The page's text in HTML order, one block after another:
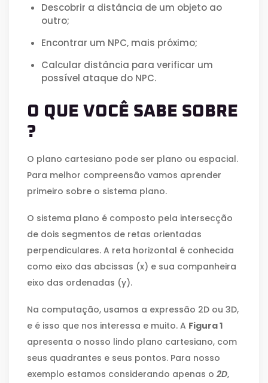
Descobrir a distância de um objeto ao
outro;
Encontrar um NPC, mais próximo;
Calcular distância para verificar um
possível ataque do NPC.
O QUE VOCÊ SABE SOBRE
?
O plano cartesiano pode ser plano ou espacial.
Para melhor compreensão vamos aprender
primeiro sobre o sistema plano.
O sistema plano é composto pela intersecção
de dois segmentos de retas orientadas
perpendiculares. A reta horizontal é conhecida
como eixo das abcissas (x) e sua companheira
eixo das ordenadas (y).
Na computação, usamos a expressão 2D ou 3D,
e é isso que nos interessa e muito. A Figura 1
apresenta o nosso lindo plano cartesiano, com
seus quadrantes e seus pontos. Para nosso
exemplo estamos considerando apenas o 2D,